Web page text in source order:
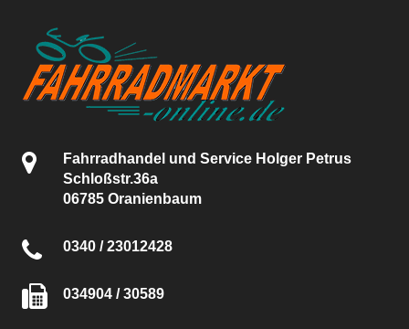
Fahrradhandel und Service Holger Petrus
Schloßstr.36a
06785 Oranienbaum
0340 / 23012428
034904 / 30589